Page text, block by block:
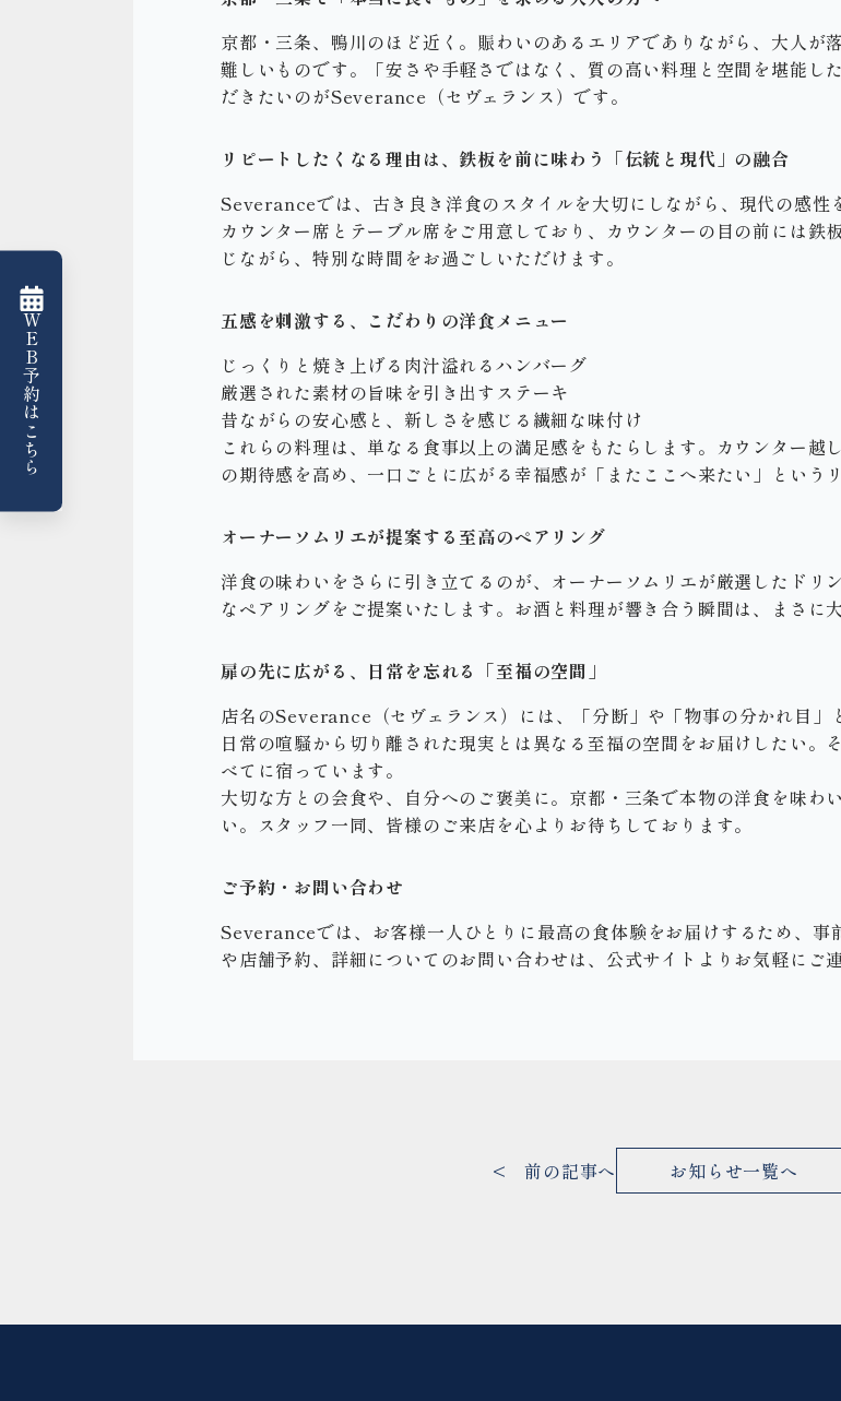
WEB予約はこちら
京都・三条、鴨川のほど近く。賑わいのあるエリアでありながら、大人が
難しいものです。「安さや手軽さではなく、質の高い料理と空間を堪能し
だきたいのがSeverance（セヴェランス）です。
リピートしたくなる理由は、鉄板を前に味わう「伝統と現代」の融合
Severanceでは、古き良き洋食のスタイルを大切にしながら、現代の感性
カウンター席とテーブル席をご用意しており、カウンターの目の前には鉄
じながら、特別な時間をお過ごしいただけます。
五感を刺激する、こだわりの洋食メニュー
じっくりと焼き上げる肉汁溢れるハンバーグ
厳選された素材の旨味を引き出すステーキ
昔ながらの安心感と、新しさを感じる繊細な味付け
これらの料理は、単なる食事以上の満足感をもたらします。カウンター
の期待感を高め、一口ごとに広がる幸福感が「またここへ来たい」という
オーナーソムリエが提案する至高のペアリング
洋食の味わいをさらに引き立てるのが、オーナーソムリエが厳選したドリ
なペアリングをご提案いたします。お酒と料理が響き合う瞬間は、まさに
扉の先に広がる、日常を忘れる「至福の空間」
店名のSeverance（セヴェランス）には、「分断」や「物事の分かれ目」
日常の喧騒から切り離された現実とは異なる至福の空間をお届けしたい。
べてに宿っています。
大切な方との会食や、自分へのご褒美に。京都・三条で本物の洋食を味
い。スタッフ一同、皆様のご来店を心よりお待ちしております。
ご予約・お問い合わせ
Severanceでは、お客様一人ひとりに最高の食体験をお届けするため、事
や店舗予約、詳細についてのお問い合わせは、公式サイトよりお気軽にご
< 前の記事へ お知らせ一覧へ